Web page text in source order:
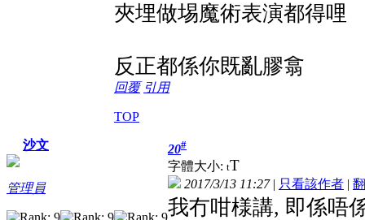
夾埋做埸魔術表演都得哩
反正都係你既亂膠翕
回覆 引用
TOP
沙文
管理員
20#
字體大小: tT
2017/3/13 11:27| 只看該作者 |
我冇咁様講, 即係唔